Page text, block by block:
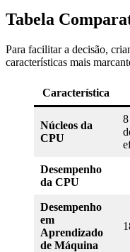
Tabela
Para facilitar a decisão,
características mais
Característica
Núcleos da
CPU
Desempenho
da CPU
Desempenho
em
Aprendizado
de Máquina